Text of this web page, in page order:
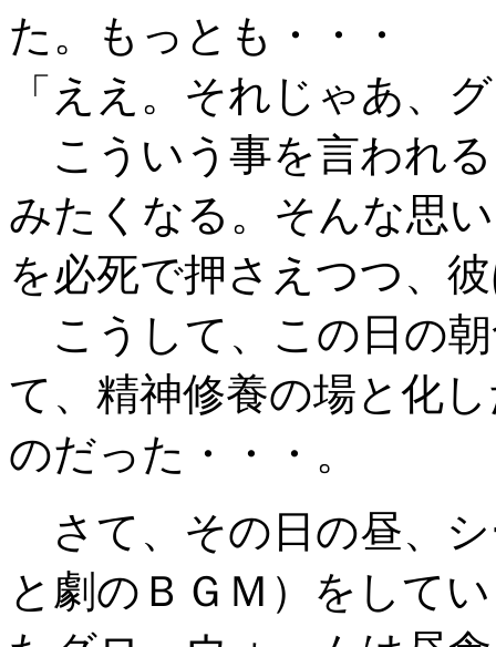
た。もっとも・・・
「ええ。それじゃあ、
こういう事を言われ
みたくなる。そんな思い
を必死で押さえつつ、
こうして、この日の
て、精神修養の場と化
のだった・・・。
さて、その日の昼、
と劇のＢＧＭ）をしてい